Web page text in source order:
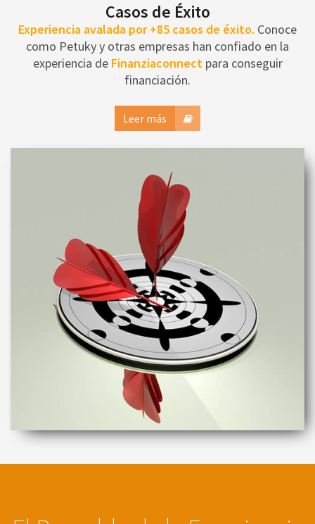
Casos de Éxito
Experiencia avalada por +85 casos de éxito. Conoce
como Petuky y otras empresas han confiado en la
experiencia de Finanziaconnectpara conseguir
financiación.
Leer más